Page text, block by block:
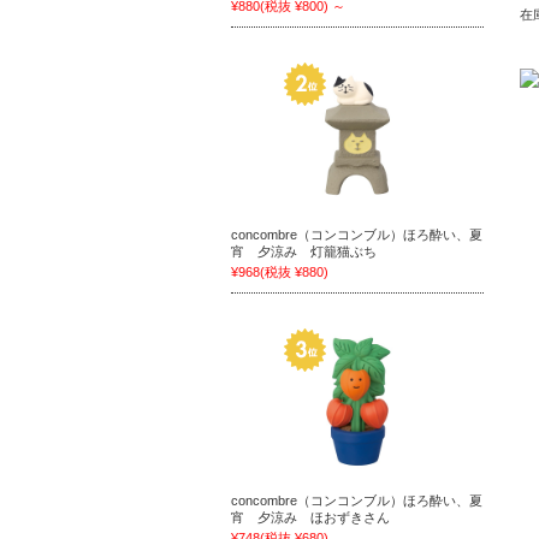
在
¥880(税抜 ¥800) ～
concombre（コンコンブル）ほろ酔い、夏
宵 夕涼み 灯籠猫ぶち
¥968(税抜 ¥880)
concombre（コンコンブル）ほろ酔い、夏
宵 夕涼み ほおずきさん